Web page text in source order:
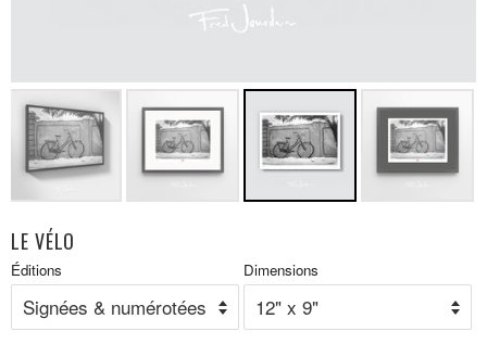
LE VÉLO
Prix
réduit
Éditions Dimensions